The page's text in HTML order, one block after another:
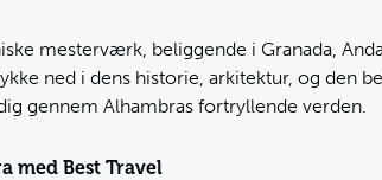
mesterværk, beliggende i Granada,
ned i dens historie, arkitektur, og den
gennem Alhambras fortryllende verden.
med Best Travel